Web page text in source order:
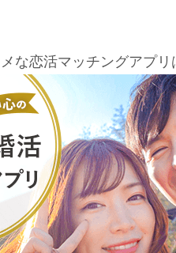
な恋活マッチングアプリ